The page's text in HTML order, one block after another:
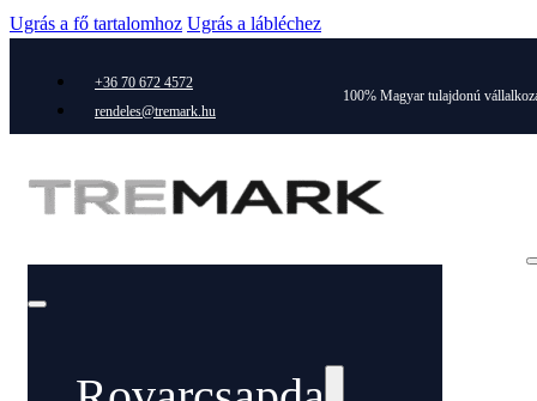
Ugrás a fő tartalomhoz Ugrás a lábléchez
+36 70 672 4572
rendeles@tremark.hu
100% Magyar tulajdonú